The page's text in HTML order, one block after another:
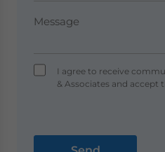
I agree to receive
& Associates and accept